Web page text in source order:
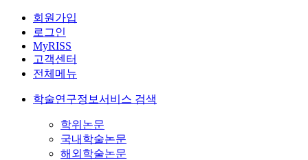
회원가입
로그인
MyRISS
고객센터
전체메뉴
학술연구정보서비스 검색
학위논문
국내학술논문
해외학술논문